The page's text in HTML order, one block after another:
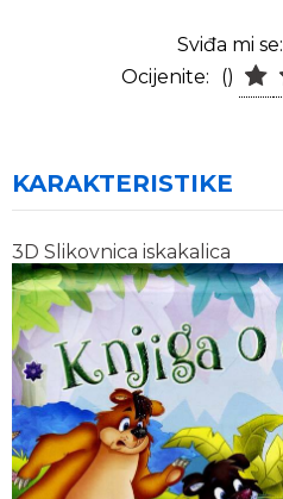
Sviđa mi se:
Ocijenite:
()
KARAKTERISTIKE
3D Slikovnica iskakalica